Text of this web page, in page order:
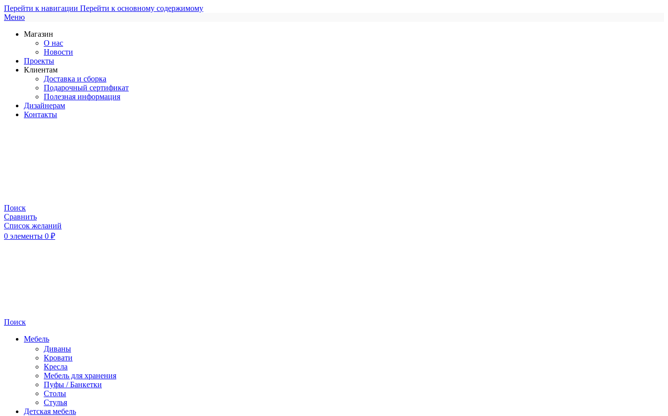
Перейти к навигации Перейти к основному содержимому
Меню
Магазин
О нас
Новости
Проекты
Клиентам
Доставка и сборка
Подарочный сертификат
Полезная информация
Дизайнерам
Контакты
Поиск
Сравнить
Список желаний
0 элементы 0 ₽
Поиск
Мебель
Диваны
Кровати
Кресла
Мебель для хранения
Пуфы / Банкетки
Столы
Стулья
Детская мебель